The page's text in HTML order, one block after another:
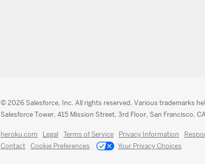
© 2026 Salesforce, Inc. All rights reserved. Various trademarks
Salesforce Tower, 415 Mission Street, 3rd Floor, San Francisco,
heroku.com Legal Terms of Service Privacy Information
Contact
Cookie Preferences Your Privacy Choices